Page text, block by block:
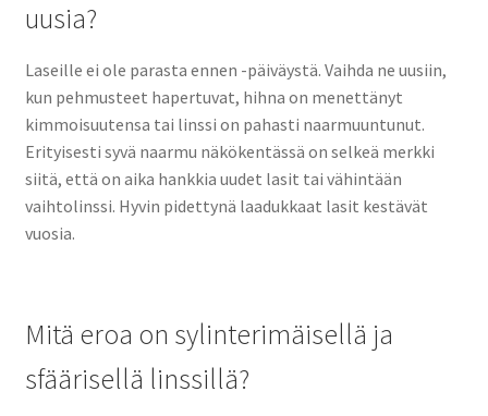
uusia?
Laseille ei ole parasta ennen -päiväystä. Vaihda ne uusiin,
kun pehmusteet hapertuvat, hihna on menettänyt
kimmoisuutensa tai linssi on pahasti naarmuuntunut.
Erityisesti syvä naarmu näkökentässä on selkeä merkki
siitä, että on aika hankkia uudet lasit tai vähintään
vaihtolinssi. Hyvin pidettynä laadukkaat lasit kestävät
vuosia.
Mitä eroa on sylinterimäisellä ja
sfäärisellä linssillä?